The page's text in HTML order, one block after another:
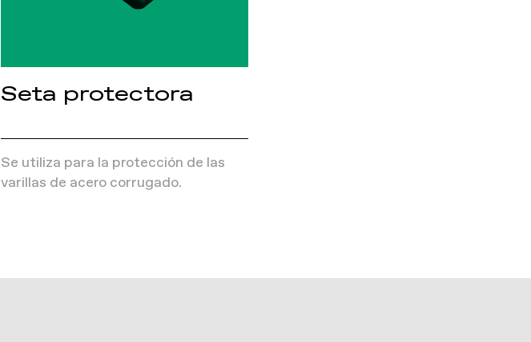
Seta protectora
Se utiliza para la protección de las
varillas de acero corrugado.